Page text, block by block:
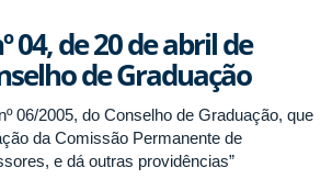
04, de 20 de abril de
de Graduação
06/2005, do Conselho de Graduação, que
da Comissão Permanente de
e dá outras providências”